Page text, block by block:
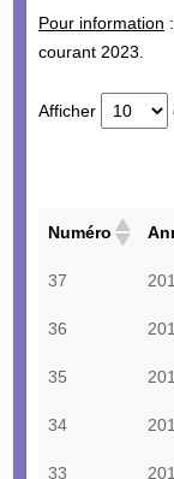
Pour information
courant 2023.
Afficher
Numéro
37
36
35
34
33